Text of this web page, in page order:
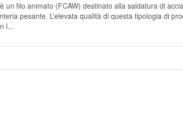
un filo animato (FCAW) destinato alla saldatura di
pesante. L’elevata qualità di questa tipologia di
l...